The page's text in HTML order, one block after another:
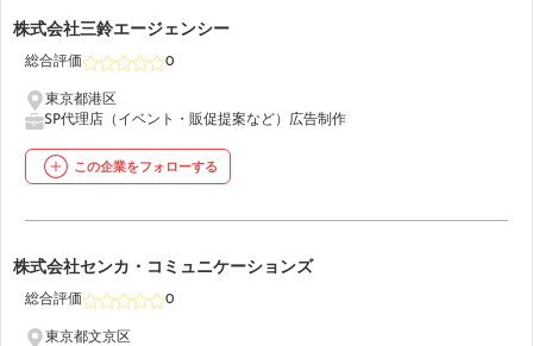
44
株式会社三鈴エージェンシー
総合評価 0
東京都港区
SP代理店（イベント・販促提案など） 広告制作
この企業をフォローする
45
株式会社センカ・コミュニケーションズ
総合評価 0
東京都文京区